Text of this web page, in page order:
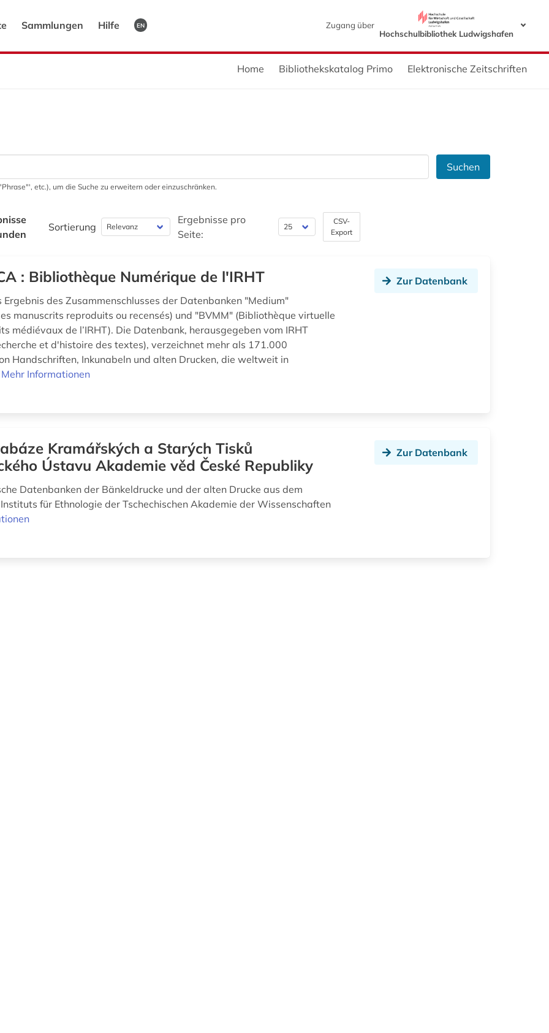
Sammlungen Hilfe EN
Zugang über
Hochschulbibliothek Ludwigshafen
Home Bibliothekskatalog Primo Elektronische Zeitschriften
Suchen
etc.), um die Suche zu erweitern oder einzuschränken.
Sortierung
Ergebnisse pro
Seite:
CSV-
Export
: Bibliothèque Numérique de l'IRHT
Ergebnis des Zusammenschlusses der Datenbanken "Medium"
manuscrits reproduits ou recensés) und "BVMM" (Bibliothèque virtuelle
médiévaux de l’IRHT). Die Datenbank, herausgegeben vom IRHT
et d'histoire des textes), verzeichnet mehr als 171.000
Handschriften, Inkunabeln und alten Drucken, die weltweit in
Mehr Informationen
Zur Datenbank
Kramářských a Starých Tisků
Ústavu Akademie věd České Republiky
Datenbanken der Bänkeldrucke und der alten Drucke aus dem
für Ethnologie der Tschechischen Akademie der Wissenschaften
Zur Datenbank